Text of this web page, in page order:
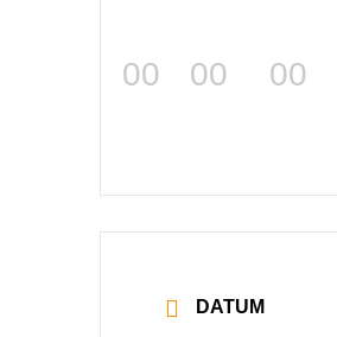
00 00 00
DATUM